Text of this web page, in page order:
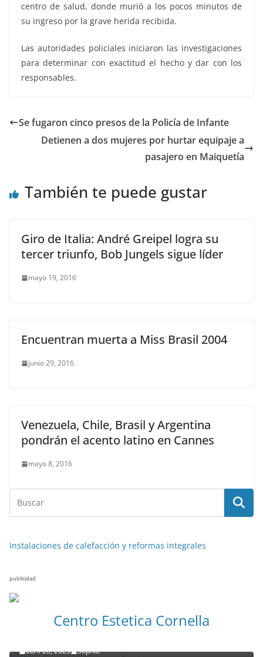
centro de salud, donde murió a los pocos minutos de
su ingreso por la grave herida recibida.
Las autoridades policiales iniciaron las investigaciones
para determinar con exactitud el hecho y dar con los
responsables.
Se fugaron cinco presos de la Policía de Infante
Detienen a dos mujeres por hurtar equipaje a
pasajero en Maiquetía
También te puede gustar
Giro de Italia: André Greipel logra su
tercer triunfo, Bob Jungels sigue líder
mayo 19, 2016
Encuentran muerta a Miss Brasil 2004
junio 29, 2016
Venezuela, Chile, Brasil y Argentina
pondrán el acento latino en Cannes
mayo 8, 2016
Instalaciones de calefacción y reformas integrales
publicidad
Centro Estetica Cornella
abril 28, 2023 Sophia